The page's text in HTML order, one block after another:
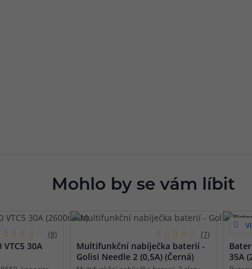
Mohlo by se vám líbit
(8)
30A
(7)
Multifunkční nabíječka baterií -
Golisi Needle 2 (0,5A) (Černá)
35A